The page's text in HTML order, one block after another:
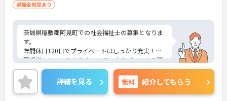
退職金制度あり
茨城県稲敷郡阿見町での社会福祉士の募集となりま
す。
年間休日120日でプライベートはしっかり充実！各
種手当もしっかりありますので、やりがいのある職
場です。ご興味がございましたら、面接のポイント
お伝えしますのでお気軽にお問い合わせください。
詳細を見る 無料 紹介してもらう